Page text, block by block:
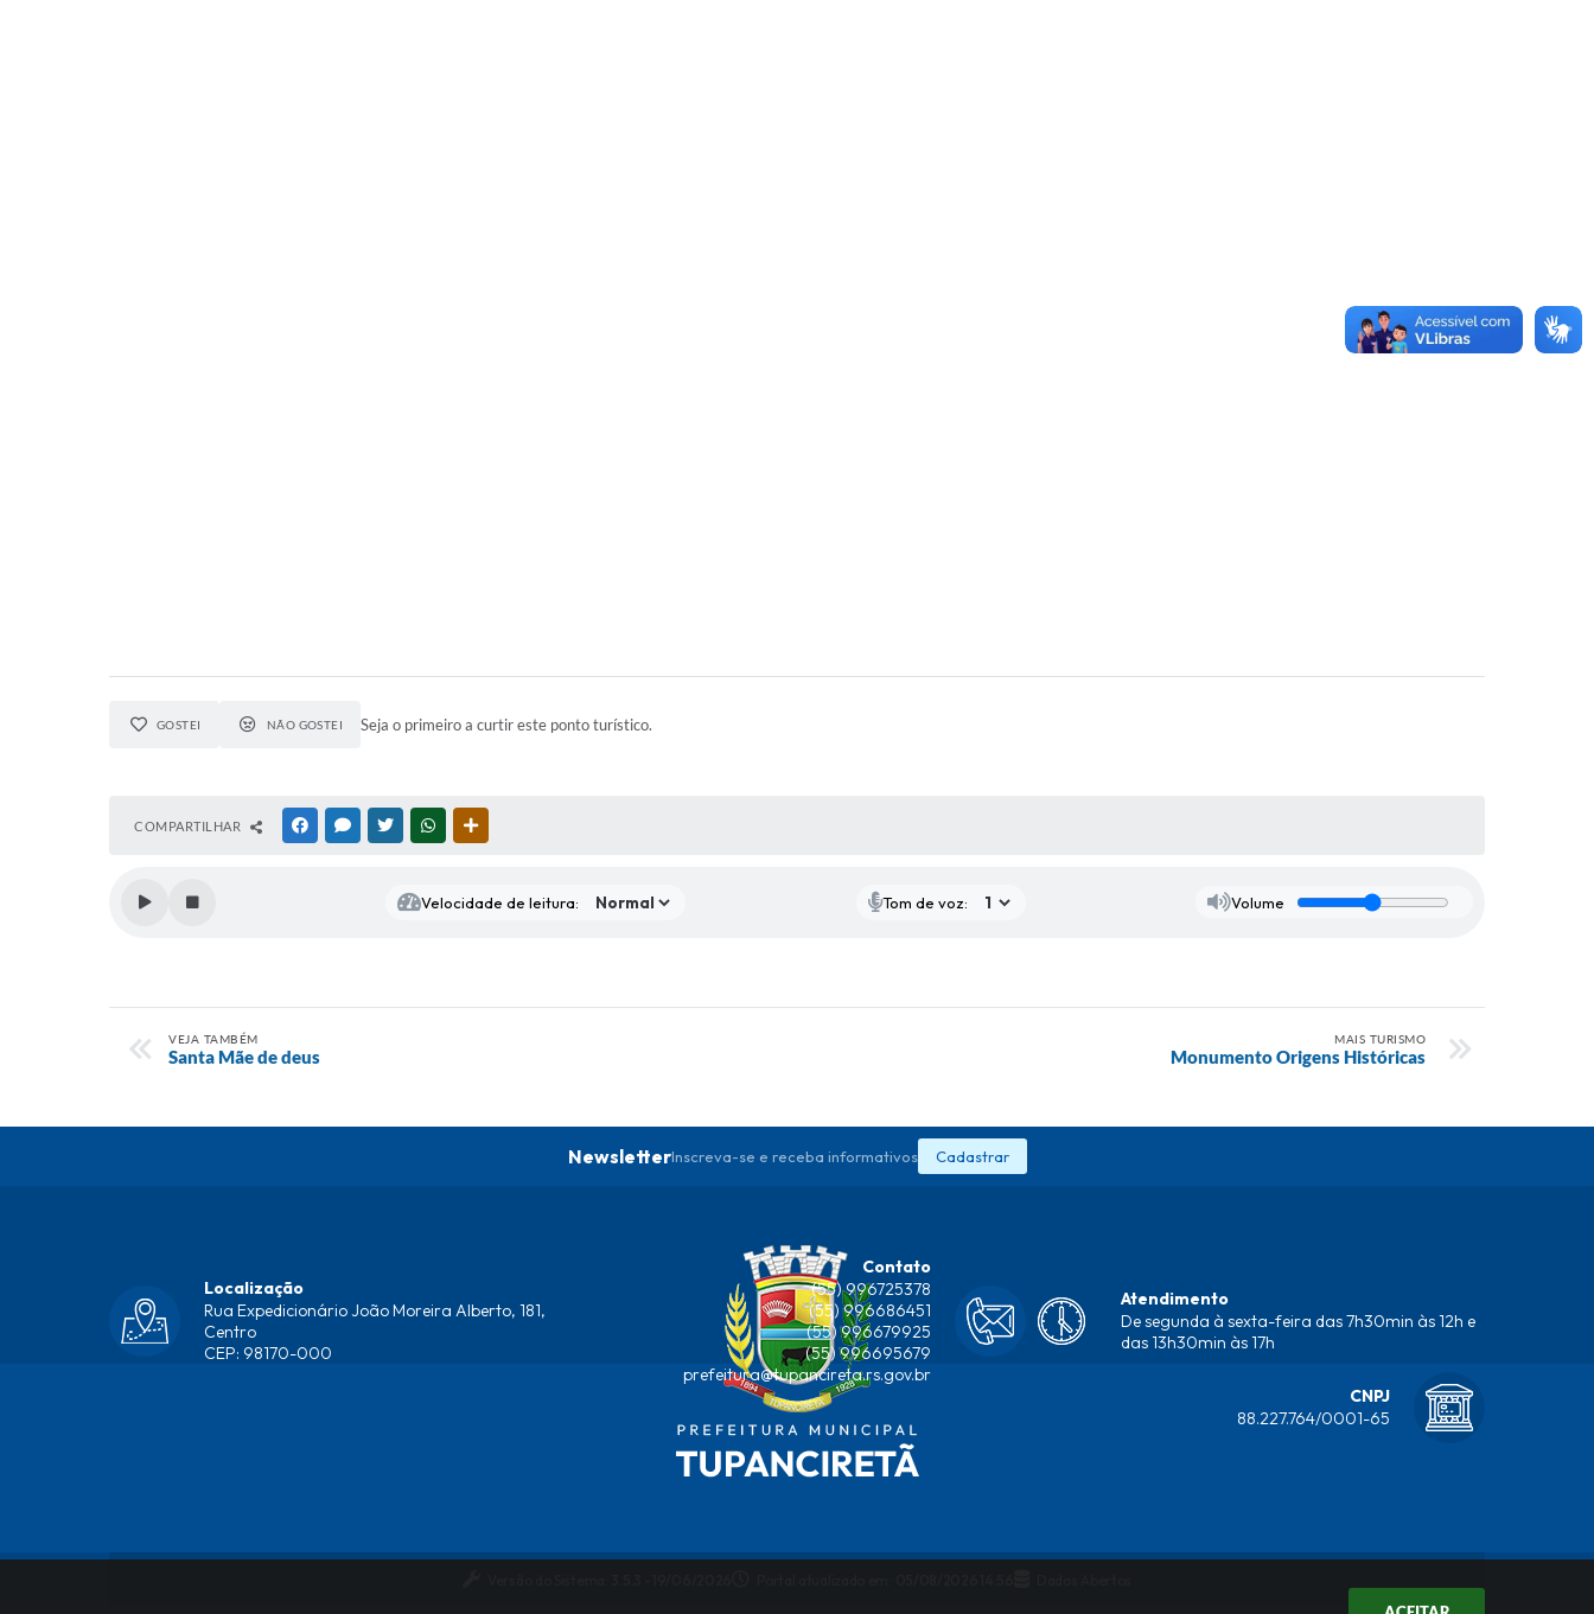
GOSTEI NÃO GOSTEI Seja o primeiro a curtir este ponto turístico.
COMPARTILHAR FACEBOOKMESSENGER
TWITTERWHATSAPP
Velocidade de leitura: Tom de voz: Volume
VEJA TAMBÉM
Santa Mãe de deus
MAIS TURISMO
Monumento Origens Históricas
NewsletterInscreva-se e receba informativos Cadastrar
Localização
Rua Expedicionário João Moreira Alberto, 181,
Centro
CEP: 98170-000
Contato
(55) 996725378
(55) 996686451
(55) 996679925
(55) 996695679
prefeitura@tupancireta.rs.gov.br
Atendimento
De segunda à sexta-feira das 7h30min às 12h e
das 13h30min às 17h
CNPJ
88.227.764/0001-65